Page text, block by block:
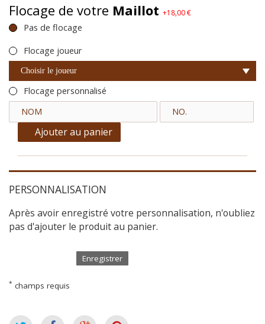
Flocage de votre Maillot +18,00 €
Pas de flocage
Flocage joueur
Choisir le joueur
Flocage personnalisé
Ajouter au panier
PERSONNALISATION
Après avoir enregistré votre personnalisation, n'oubliez
pas d'ajouter le produit au panier.
Enregistrer
* champs requis